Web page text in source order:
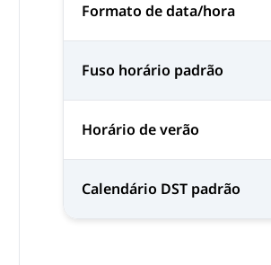
Formato de data/hora
Fuso horário padrão
Horário de verão
Calendário DST padrão